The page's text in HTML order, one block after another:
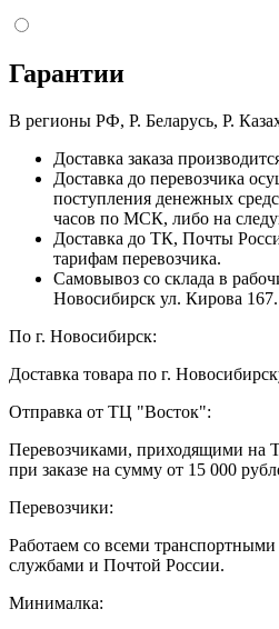
Гарантии
В регионы РФ, Р. Беларусь, Р.
Доставка заказа
Доставка до перевозчика
поступления денежных
часов по МСК, либо на
Доставка до ТК, Почты
тарифам перевозчика.
Самовывоз со склада в
Новосибирск ул. Кирова 167.
По г. Новосибирск:
Доставка товара по г.
Отправка от ТЦ "Восток":
Перевозчиками, приходящими на
при заказе на сумму от 15 000
Перевозчики:
Работаем со всеми
службами и Почтой России.
Минималка: